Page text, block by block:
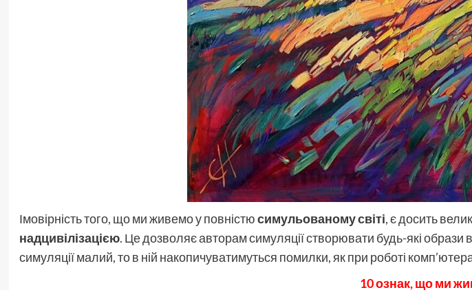
Імовірність того, що ми живемо у повністюсимульованому світі, є досить
надцивілізацією. Це дозволяє авторам симуляції створювати будь-які образи
симуляції малий, то в ній накопичуватимуться помилки, як при роботі
10 ознак, що ми